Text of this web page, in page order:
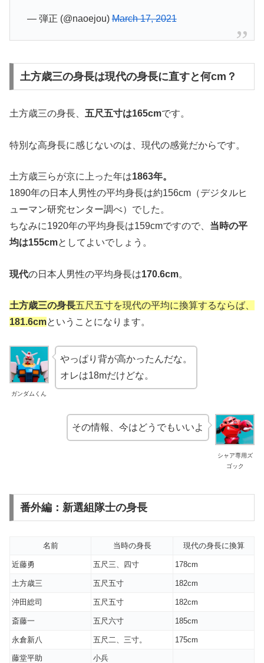
— 弾正 (@naoejou)March 17, 2021
土方歳三の身長は現代の身長に直すと何cm？
土方歳三の身長、 五尺五寸は165cmです。
特別な高身長に感じないのは、現代の感覚だからです。
土方歳三らが京に上った年は1863年。
1890年の日本人男性の平均身長は約156cm（デジタルヒ
ューマン研究センター調べ）でした。
ちなみに1920年の平均身長は159cmですので、 当時の平
均は155cmとしてよいでしょう。
現代の日本人男性の平均身長は170.6cm。
土方歳三の身長五尺五寸を現代の平均に換算するならば、
181.6cmということになります。
ガンダムくん
やっぱり背が高かったんだな。
オレは18mだけどな。
シャア専用ズ
ゴック
その情報、今はどうでもいいよ
番外編：新選組隊士の身長
名前 当時の身長 現代の身長に換算
近藤勇 五尺三、四寸 178cm
土方歳三 五尺五寸 182cm
沖田総司 五尺五寸 182cm
斎藤一 五尺六寸 185cm
永倉新八 五尺二、三寸。 175cm
藤堂平助 小兵